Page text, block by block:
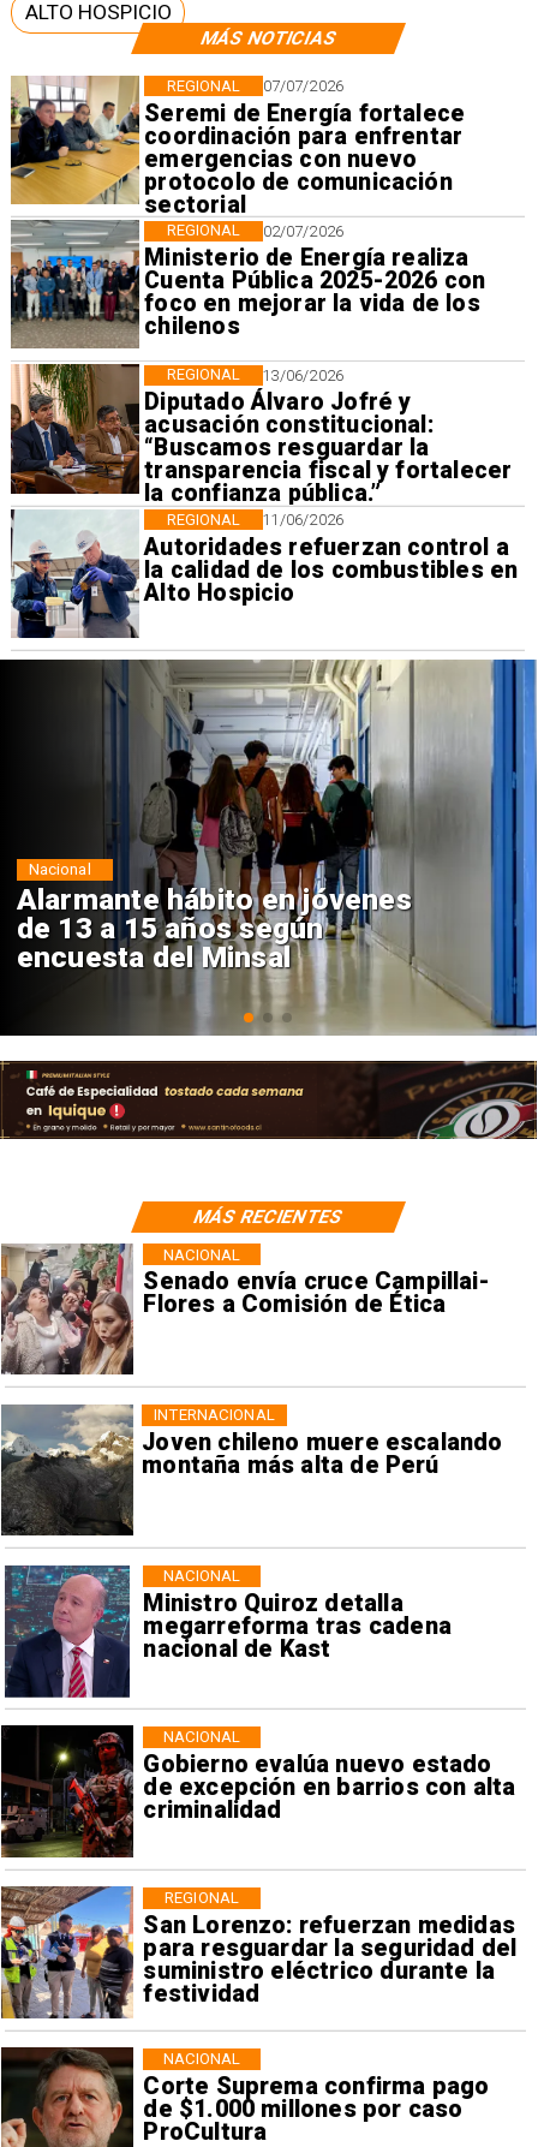
MÁS NOTICIAS
07/07/2026
Seremi de Energía fortalece
coordinación para enfrentar
emergencias con nuevo
protocolo de comunicación
sectorial
REGIONAL
02/07/2026
Ministerio de Energía realiza
Cuenta Pública 2025-2026 con
foco en mejorar la vida de los
chilenos
REGIONAL
13/06/2026
Diputado Álvaro Jofré y
acusación constitucional:
“Buscamos resguardar la
transparencia fiscal y fortalecer
la confianza pública.”
REGIONAL
11/06/2026
Autoridades refuerzan control a
la calidad de los combustibles en
Alto Hospicio
REGIONAL
ALTO HOSPICIO
Aprueban creación del Parque
Sebastián Piñera con inversión
de $4 mil millones
Regiones
Senado envía cruce Campillai-
Flores a Comisión de Ética
NACIONAL
Joven chileno muere escalando
montaña más alta de Perú
INTERNACIONAL
Ministro Quiroz detalla
megarreforma tras cadena
nacional de Kast
NACIONAL
Gobierno evalúa nuevo estado
de excepción en barrios con alta
criminalidad
NACIONAL
San Lorenzo: refuerzan medidas
para resguardar la seguridad del
suministro eléctrico durante la
festividad
REGIONAL
Corte Suprema confirma pago
de $1.000 millones por caso
ProCultura
NACIONAL
MÁS RECIENTES